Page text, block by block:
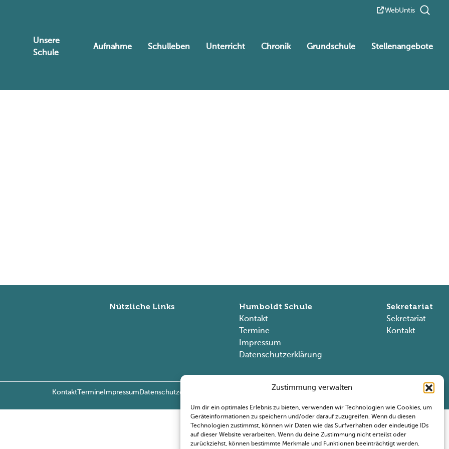
Zustimmung verwalten
Um dir ein optimales Erlebnis zu bieten, verwenden wir Technologien wie Cookies, um
Geräteinformationen zu speichern und/oder darauf zuzugreifen. Wenn du diesen
Technologien zustimmst, können wir Daten wie das Surfverhalten oder eindeutige IDs
auf dieser Website verarbeiten. Wenn du deine Zustimmung nicht erteilst oder
zurückziehst, können bestimmte Merkmale und Funktionen beeinträchtigt werden.
WebUntis
Unsere
Schule
Aufnahme Schulleben Unterricht Chronik Grundschule Stellenangebote
Nützliche Links
Humboldt Schule
Kontakt
Termine
Impressum
Datenschutzerklärung
Sekretariat
Sekretariat
Kontakt
Kontakt Termine Impressum Datenschutzerklärung Copyright © 2026 Humboldt Schule Wiesbaden, All Rights Reserved